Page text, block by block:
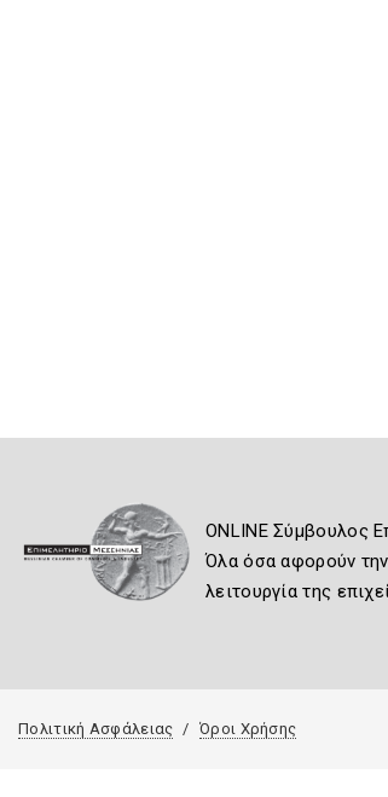
ONLINE Σύμβουλος
Όλα όσα αφορούν
λειτουργία της
Πολιτική Ασφάλειας Όροι Χρήσης